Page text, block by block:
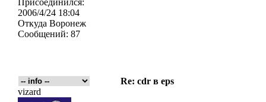
Присоединился:
2006/4/24 18:04
Откуда Воронеж
Сообщений: 87
Re: cdr в eps
vizard